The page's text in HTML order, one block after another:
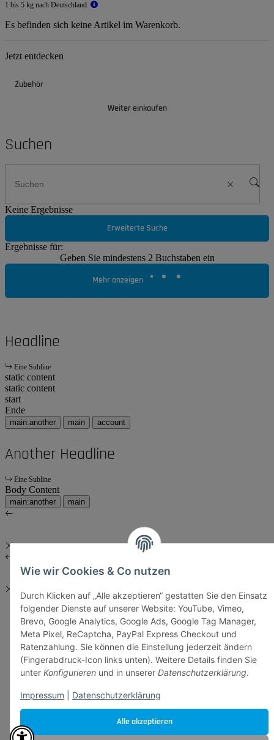
Alle akzeptieren
Wie wir Cookies & Co nutzen
Durch Klicken auf „Alle akzeptieren“ gestatten Sie den Einsatz
folgender Dienste auf unserer Website: YouTube, Vimeo,
Brevo, Google Analytics, Google Ads, Google Tag Manager,
Meta Pixel, ReCaptcha, PayPal Express Checkout und
Ratenzahlung. Sie können die Einstellung jederzeit ändern
(Fingerabdruck-Icon links unten). Weitere Details finden Sie
unter Konfigurieren und in unserer Datenschutzerklärung.
Impressum Datenschutzerklärung
1 bis 5 kg nach Deutschland.
Es befinden sich keine Artikel im Warenkorb.
Jetzt entdecken
Zubehör
Weiter einkaufen
Suchen
Keine Ergebnisse
Erweiterte Suche
Ergebnisse für:
Geben Sie mindestens 2 Buchstaben ein
Mehr anzeigen
Headline
Eine Subline
static content
static content
start
Ende
main:another main account
Another Headline
Eine Subline
Body Content
main:another main